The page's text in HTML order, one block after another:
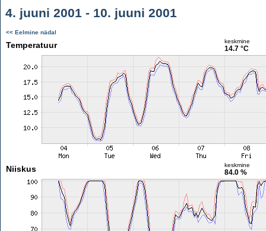
4. juuni 2001 - 10. juuni 2001
<< Eelmine nädal
Temperatuur keskmine
14.7 °C
Niiskus keskmine
84.0 %